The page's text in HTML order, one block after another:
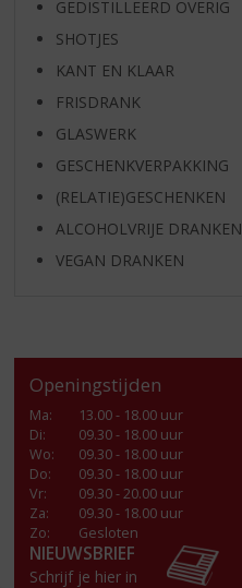
GEDISTILLEERD OVERIG
SHOTJES
KANT EN KLAAR
FRISDRANK
GLASWERK
GESCHENKVERPAKKING
(RELATIE)GESCHENKEN
ALCOHOLVRIJE DRANKEN
VEGAN DRANKEN
Openingstijden
Ma:
13.00 - 18.00 uur
Di:
09.30 - 18.00 uur
Wo:
09.30 - 18.00 uur
Do:
09.30 - 18.00 uur
Vr:
09.30 - 20.00 uur
Za:
09.30 - 18.00 uur
Zo:
Gesloten
NIEUWSBRIEF
Schrijf je hier in